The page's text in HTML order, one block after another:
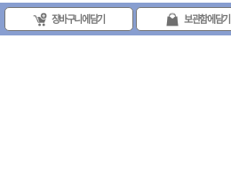
장바구니에 담기 보관함에 담기